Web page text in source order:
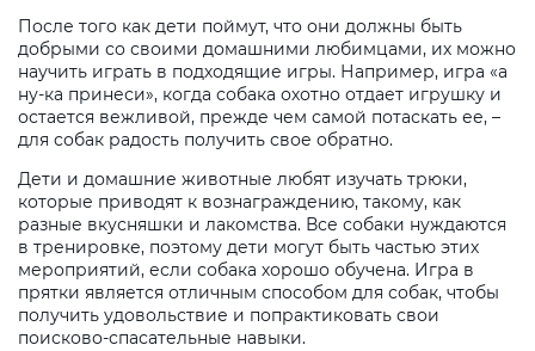
После того как дети поймут, что они должны быть
добрыми со своими домашними любимцами, их можно
научить играть в подходящие игры. Например, игра «а
ну-ка принеси», когда собака охотно отдает игрушку и
остается вежливой, прежде чем самой потаскать ее, –
для собак радость получить свое обратно.
Дети и домашние животные любят изучать трюки,
которые приводят к вознаграждению, такому, как
разные вкусняшки и лакомства. Все собаки нуждаются
в тренировке, поэтому дети могут быть частью этих
мероприятий, если собака хорошо обучена. Игра в
прятки является отличным способом для собак, чтобы
получить удовольствие и попрактиковать свои
поисково-спасательные навыки.